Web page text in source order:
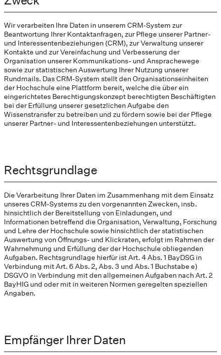
Wir verarbeiten Ihre Daten in unserem CRM-System zur
Beantwortung Ihrer Kontaktanfragen, zur Pflege unserer Partner-
und Interessentenbeziehungen (CRM), zur Verwaltung unserer
Kontakte und zur Vereinfachung und Verbesserung der
Organisation unserer Kommunikations- und Ansprachewege
sowie zur statistischen Auswertung Ihrer Nutzung unserer
Rundmails. Das CRM-System stellt den Organisationseinheiten
der Hochschule eine Plattform bereit, welche die über ein
eingerichtetes Berechtigungskonzept berechtigten Beschäftigten
bei der Erfüllung unserer gesetzlichen Aufgabe den
Wissenstransfer zu betreiben und zu fördern sowie bei der Pflege
unserer Partner- und Interessentenbeziehungen unterstützt.
Rechtsgrundlage
Die Verarbeitung Ihrer Daten im Zusammenhang mit dem Einsatz
unseres CRM-Systems zu den vorgenannten Zwecken, insb.
hinsichtlich der Bereitstellung von Einladungen, und
Informationen betreffend die Organisation, Verwaltung, Forschung
und Lehre der Hochschule sowie hinsichtlich der statistischen
Auswertung von Öffnungs- und Klickraten, erfolgt im Rahmen der
Wahrnehmung und Erfüllung der der Hochschule obliegenden
Aufgaben. Rechtsgrundlage hierfür ist Art. 4 Abs. 1 BayDSG in
Verbindung mit Art. 6 Abs. 2, Abs. 3 und Abs. 1 Buchstabe e)
DSGVO in Verbindung mit den allgemeinen Aufgaben nach Art. 2
BayHIG und oder mit in weiteren Normen geregelten speziellen
Angaben.
Empfänger Ihrer Daten